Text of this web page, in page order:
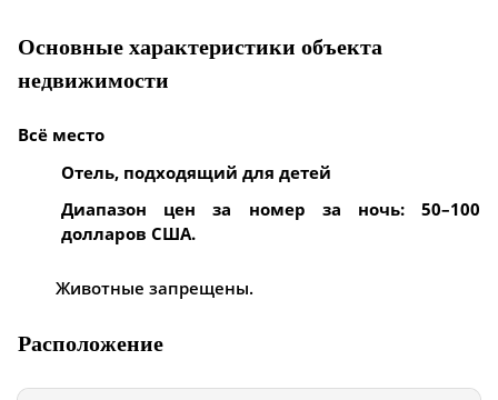
Основные характеристики объекта
недвижимости
Всё место
Отель, подходящий для детей
Диапазон цен за номер за ночь: 50–100
долларов США.
Животные запрещены.
Расположение